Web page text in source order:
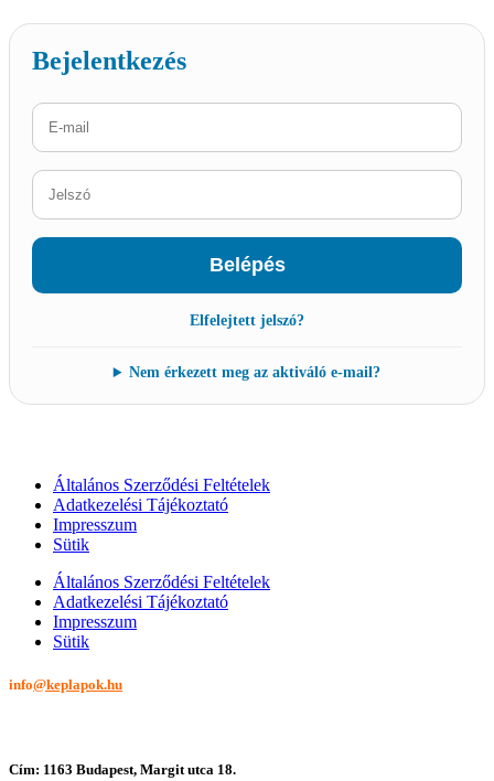
Bejelentkezés
Belépés
Elfelejtett jelszó?
Nem érkezett meg az aktiváló e-mail?
Általános Szerződési Feltételek
Adatkezelési Tájékoztató
Impresszum
Sütik
Általános Szerződési Feltételek
Adatkezelési Tájékoztató
Impresszum
Sütik
info@keplapok.hu
Cím: 1163 Budapest, Margit utca 18.